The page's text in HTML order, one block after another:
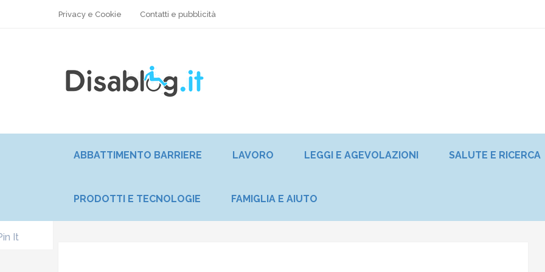
Privacy e Cookie Contatti e pubblicità
ABBATTIMENTO BARRIERE LAVORO LEGGI E AGEVOLAZIONI SALUTE E RICERCA
PRODOTTI E TECNOLOGIE FAMIGLIA E AIUTO
It